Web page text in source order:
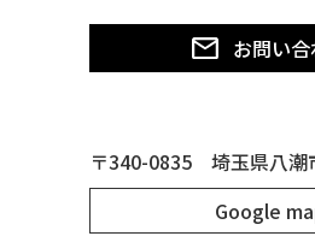
50 CHEVY SUBURBAN
51 MERCURY *ART MORRISON
お問い
〒340-0835 埼玉県八潮
Google